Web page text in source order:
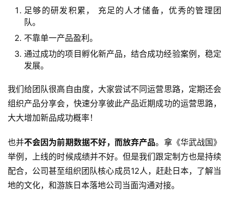
游
休
戏
2
2
5
第
十
三
足够的研发积累， 充足的人才储备，优秀的管理团
队。
不靠单一产品盈利。
通过成功的项目孵化新产品，结合成功经验案例，稳定
发展。
我们给团队很高自由度，大家尝试不同运营思路，定期还会
组织产品分享会，快速分享彼此产品近期成功的运营思路，
大大增加新品成功概率！
也并不会因为前期数据不好，而放弃产品。拿《华武战国》
举例，上线的时候成绩并不好。但是我们跟定制方也是持续
配合，公司甚至组织团队核心成员12人，赶赴日本，了解当
地的文化，和游族日本落地公司当面沟通对接。